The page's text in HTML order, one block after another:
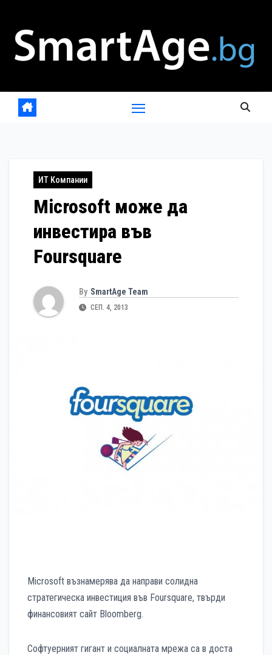
content
ИТ Компании
Microsoft може да
инвестира във
Foursquare
By SmartAge Team
СЕП. 4, 2013
Microsoft възнамерява да направи солидна
стратегическа инвестиция във Foursquare, твърди
финансовият сайт Bloomberg.
Софтуерният гигант и социалната мрежа са в доста